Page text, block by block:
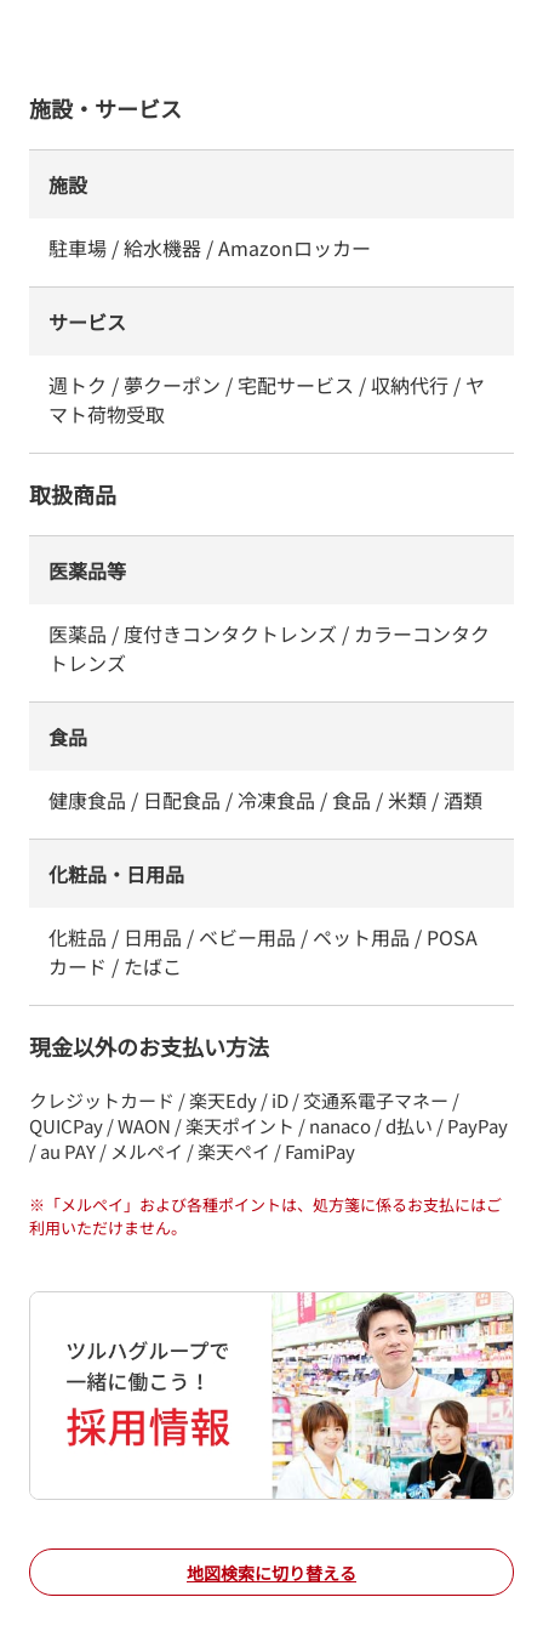
施設・サービス
施設
駐車場 / 給水機器 / Amazonロッカー
サービス
週トク / 夢クーポン / 宅配サービス / 収納代行 / ヤ
マト荷物受取
取扱商品
医薬品等
医薬品 / 度付きコンタクトレンズ / カラーコンタク
トレンズ
食品
健康食品 / 日配食品 / 冷凍食品 / 食品 / 米類 / 酒類
化粧品・日用品
化粧品 / 日用品 / ベビー用品 / ペット用品 / POSA
カード / たばこ
現金以外のお支払い方法
クレジットカード / 楽天Edy / iD / 交通系電子マネー /
QUICPay / WAON / 楽天ポイント / nanaco / d払い / PayPay
/ au PAY / メルペイ / 楽天ペイ / FamiPay
※ 「メルペイ」および各種ポイントは、処方箋に係るお支払にはご
利用いただけません。
地図検索に切り替える